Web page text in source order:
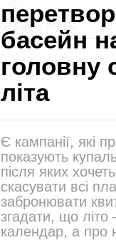
басейн
головну
літа
Є кампанії, які
показують
після яких
скасувати всі
забронювати
згадати, що
календар, а про